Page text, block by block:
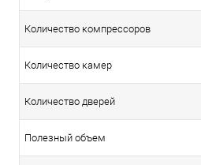
Количество компрессоров
Количество камер
Количество дверей
Полезный объем